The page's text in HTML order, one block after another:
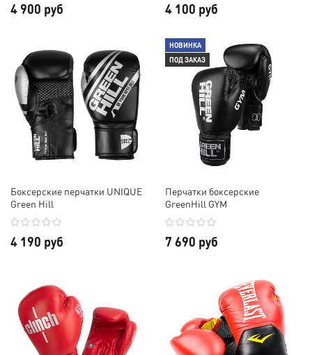
4 900 руб 4 100 руб
Боксерские перчатки UNIQUE
Green Hill
4 190 руб
НОВИНКА
ПОД ЗАКАЗ
Перчатки боксерские
GreenHill GYM
7 690 руб